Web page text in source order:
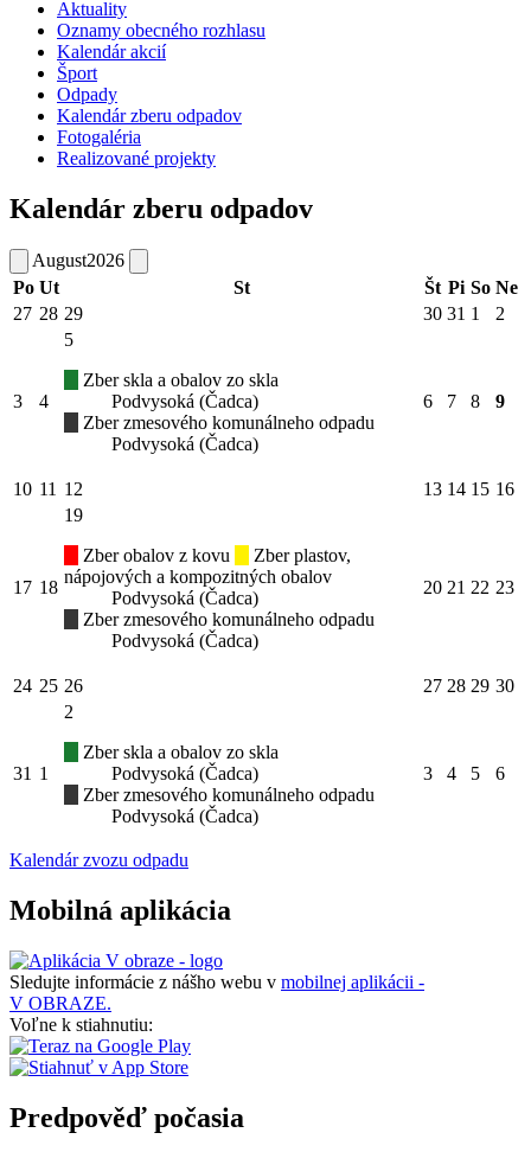
Aktuality
Oznamy obecného rozhlasu
Kalendár akcií
Šport
Odpady
Kalendár zberu odpadov
Fotogaléria
Realizované projekty
Kalendár zberu odpadov
August2026
Po Ut St Št Pi So Ne
27 28 29 30 31 1 2
3 4
5
Zber skla a obalov zo skla
Podvysoká (Čadca)
Zber zmesového komunálneho odpadu
Podvysoká (Čadca)
6 7 8 9
10 11 12 13 14 15 16
17 18
19
Zber obalov z kovu
Zber plastov,
nápojových a kompozitných obalov
Podvysoká (Čadca)
Zber zmesového komunálneho odpadu
Podvysoká (Čadca)
20 21 22 23
24 25 26 27 28 29 30
31 1
2
Zber skla a obalov zo skla
Podvysoká (Čadca)
Zber zmesového komunálneho odpadu
Podvysoká (Čadca)
3 4 5 6
Kalendár zvozu odpadu
Mobilná aplikácia
Sledujte informácie z nášho webu v mobilnej aplikácii -
V OBRAZE.
Voľne k stiahnutiu:
Predpověď počasia